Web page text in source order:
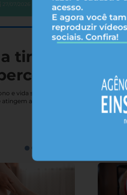
acesso.
E agora você
reproduzir
sociais. Confira!
27/07/2026 Atividade física
tireoide não
e vida sexual; conheça sintomas que
a glândula